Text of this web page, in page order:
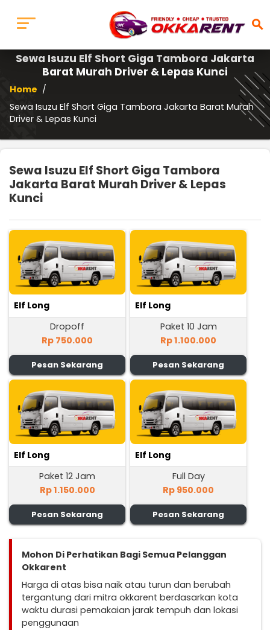
search
Sewa Isuzu Elf Short Giga Tambora Jakarta
Barat Murah Driver & Lepas Kunci
Home /
Sewa Isuzu Elf Short Giga Tambora Jakarta Barat Murah
Driver & Lepas Kunci
Sewa Isuzu Elf Short Giga Tambora
Jakarta Barat Murah Driver & Lepas
Kunci
Elf Long
Dropoff
Rp 750.000
Pesan Sekarang
Elf Long
Paket 10 Jam
Rp 1.100.000
Pesan Sekarang
Elf Long
Paket 12 Jam
Rp 1.150.000
Pesan Sekarang
Elf Long
Full Day
Rp 950.000
Pesan Sekarang
Mohon Di Perhatikan Bagi Semua Pelanggan
Okkarent
Harga di atas bisa naik atau turun dan berubah
tergantung dari mitra okkarent berdasarkan kota
waktu durasi pemakaian jarak tempuh dan lokasi
penggunaan